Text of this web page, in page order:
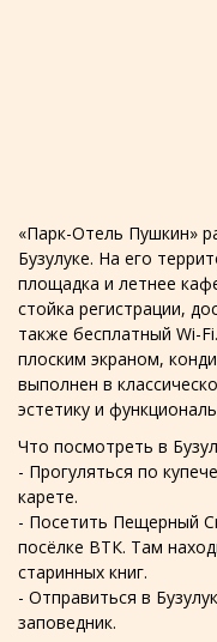
«Парк-Отель Пушкин»
Бузулуке. На его
площадка и летнее
стойка регистрации,
также бесплатный Wi-
плоским экраном,
выполнен в
эстетику и
Что посмотреть в
- Прогуляться по
карете.
- Посетить Пещерный
посёлке ВТК. Там
старинных книг.
- Отправиться в
заповедник.